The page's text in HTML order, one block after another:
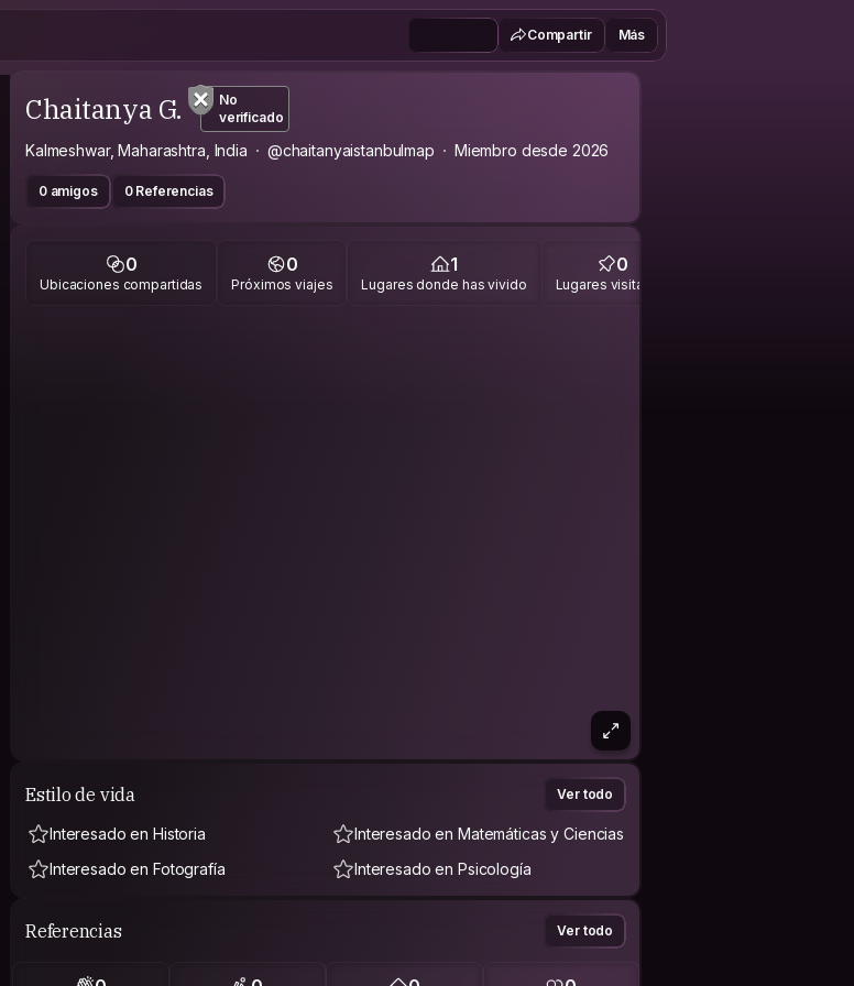
Compartir Más
Chaitanya G.
No
verificado
Kalmeshwar, Maharashtra, India @chaitanyaistanbulmap Miembro desde 2026
0 amigos 0 Referencias
0
Ubicaciones compartidas
0
Próximos viajes
1
Lugares donde has vivido
0
Lugares visitados
Estilo de vida Ver todo
Interesado en Historia
Interesado en Matemáticas y Ciencias
Interesado en Fotografía
Interesado en Psicología
Referencias Ver todo